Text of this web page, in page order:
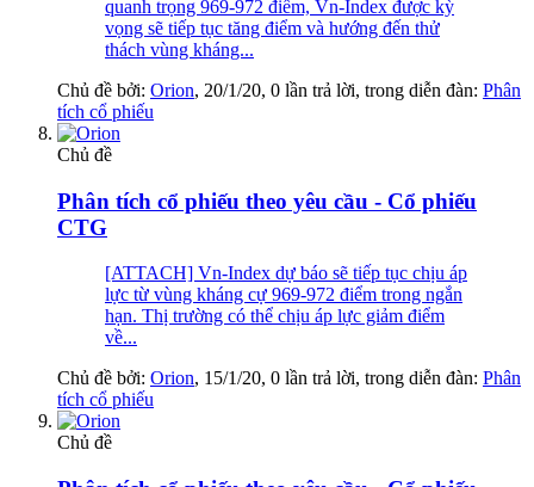
quanh trọng 969-972 điểm, Vn-Index được kỳ
vọng sẽ tiếp tục tăng điểm và hướng đến thử
thách vùng kháng...
Chủ đề bởi: Orion, 20/1/20, 0 lần trả lời, trong diễn đàn: Phân
tích cổ phiếu
Chủ đề
Phân tích cổ phiếu theo yêu cầu - Cổ phiếu
CTG
[ATTACH] Vn-Index dự báo sẽ tiếp tục chịu áp
lực từ vùng kháng cự 969-972 điểm trong ngắn
hạn. Thị trường có thể chịu áp lực giảm điểm
về...
Chủ đề bởi: Orion, 15/1/20, 0 lần trả lời, trong diễn đàn: Phân
tích cổ phiếu
Chủ đề